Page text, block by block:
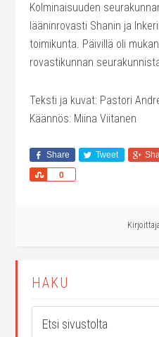
Kolminaisuuden
lääninrovasti Shanin ja
toimikunta. Päivillä oli
rovastikunnan
Teksti ja kuvat: Pastori
Käännös: Miina Viitanen
Share Tweet
0
Share
Kirjoittaja
HAKU